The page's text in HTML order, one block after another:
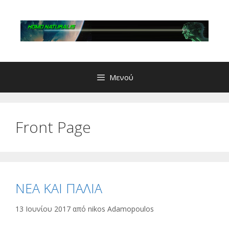
περιεχόμενο
Μενού
Front Page
ΝΕΑ ΚΑΙ ΠΑΛΙΑ
13 Ιουνίου 2017 από nikos Adamopoulos